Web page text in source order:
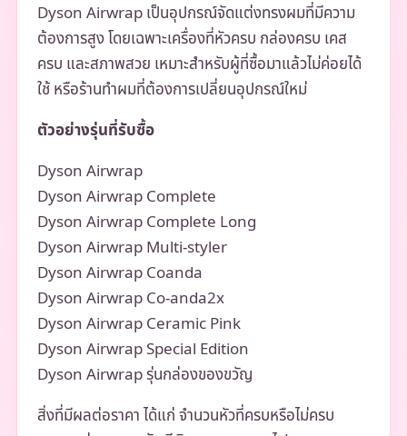
Dyson Airwrap เป็นอุปกรณ์จัดแต่งทรงผมที่มีความ
ต้องการสูง โดยเฉพาะเครื่องที่หัวครบ กล่องครบ เคส
ครบ และสภาพสวย เหมาะสำหรับผู้ที่ซื้อมาแล้วไม่ค่อยได้
ใช้ หรือร้านทำผมที่ต้องการเปลี่ยนอุปกรณ์ใหม่
ตัวอย่างรุ่นที่รับซื้อ
Dyson Airwrap
Dyson Airwrap Complete
Dyson Airwrap Complete Long
Dyson Airwrap Multi-styler
Dyson Airwrap Coanda
Dyson Airwrap Co-anda2x
Dyson Airwrap Ceramic Pink
Dyson Airwrap Special Edition
Dyson Airwrap รุ่นกล่องของขวัญ
สิ่งที่มีผลต่อราคา ได้แก่ จำนวนหัวที่ครบหรือไม่ครบ